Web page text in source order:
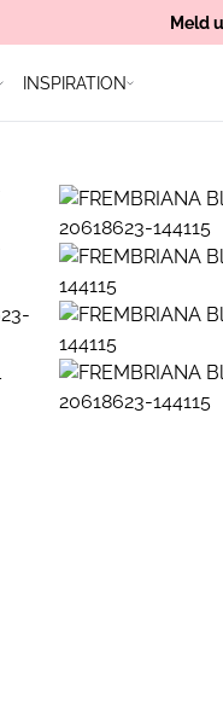
Meld
INSPIRATION